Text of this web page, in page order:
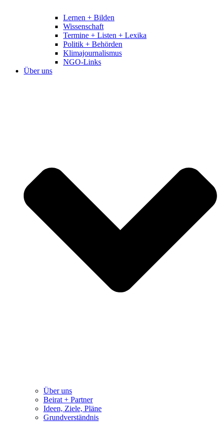
Lernen + Bilden
Wissenschaft
Termine + Listen + Lexika
Politik + Behörden
Klimajournalismus
NGO-Links
Über uns
Über uns
Beirat + Partner
Ideen, Ziele, Pläne
Grundverständnis